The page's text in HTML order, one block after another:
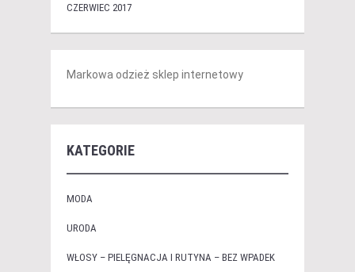
CZERWIEC 2017
Markowa odzież sklep internetowy
KATEGORIE
MODA
URODA
WŁOSY – PIELĘGNACJA I RUTYNA – BEZ WPADEK